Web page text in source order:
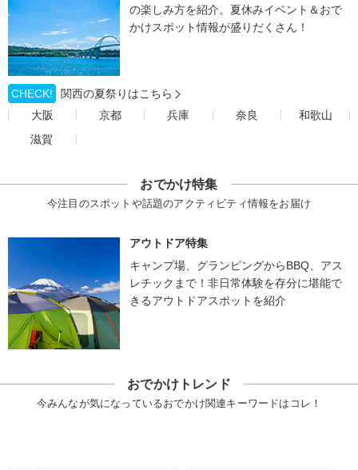
の楽しみ方を紹介。夏休みイベント＆おで
かけスポット情報が盛りだくさん！
CHECK!
関西の夏祭りはこちら
大阪
京都 兵庫 奈良
和歌山
滋賀
おでかけ特集
今注目のスポットや話題のアクティビティ情報をお届け
アウトドア特集
キャンプ場、グランピングからBBQ、アス
レチックまで！非日常体験を存分に堪能で
きるアウトドアスポットを紹介
おでかけトレンド
今みんなが気になっているおでかけ関連キーワードはコレ！